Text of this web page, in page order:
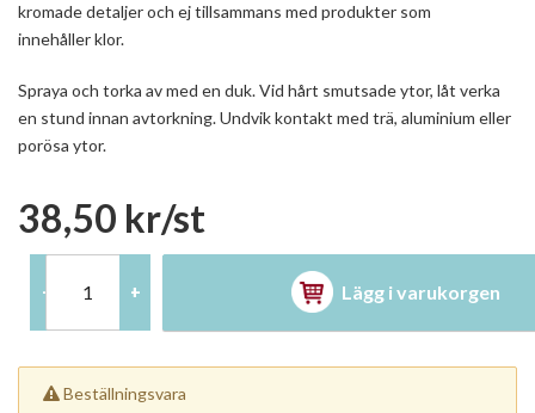
kromade detaljer och ej tillsammans med produkter som
innehåller klor.
Spraya och torka av med en duk. Vid hårt smutsade ytor, låt verka
en stund innan avtorkning. Undvik kontakt med trä, aluminium eller
porösa ytor.
38,50 kr/st
- + Lägg i varukorgen
Beställningsvara